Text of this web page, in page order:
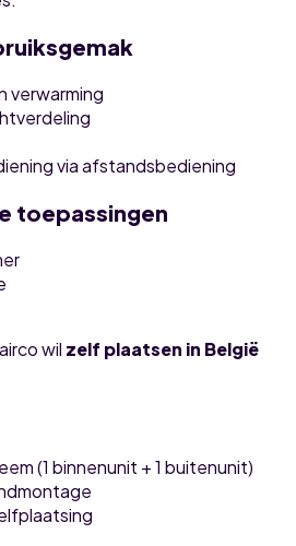
verwarming
via afstandsbediening
toepassingen
wil zelf plaatsen in België
(1 binnenunit + 1 buitenunit)